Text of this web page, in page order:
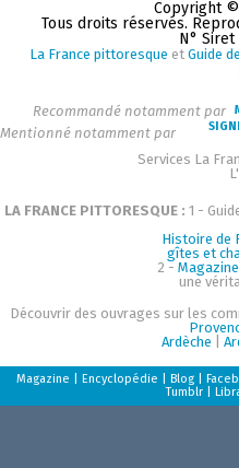
Copyright
Tous droits réservés.
N° Siret
La France pittoresque et Guide
Recommandé notamment par
Mentionné notamment par
Services La
LA FRANCE PITTORESQUE : 1 -
Histoire de
gîtes et
2 -
une
Découvrir des ouvrages sur les
Ardèche |
Magazine |Encyclopédie |Blog |
Tumblr |